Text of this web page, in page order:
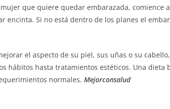
que quiere quedar embarazada, comience
encinta. Si no está dentro de los planes el
el aspecto de su piel, sus uñas o su
hábitos hasta tratamientos estéticos. Una dieta
normales. Mejorconsalud